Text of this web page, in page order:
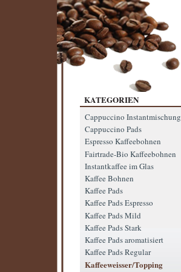
KATEGORIEN
Cappuccino Instantmischung
Cappuccino Pads
Espresso Kaffeebohnen
Fairtrade-Bio Kaffeebohnen
Instantkaffee im Glas
Kaffee Bohnen
Kaffee Pads
Kaffee Pads Espresso
Kaffee Pads Mild
Kaffee Pads Stark
Kaffee Pads aromatisiert
Kaffee Pads Regular
Kaffeeweisser/Topping